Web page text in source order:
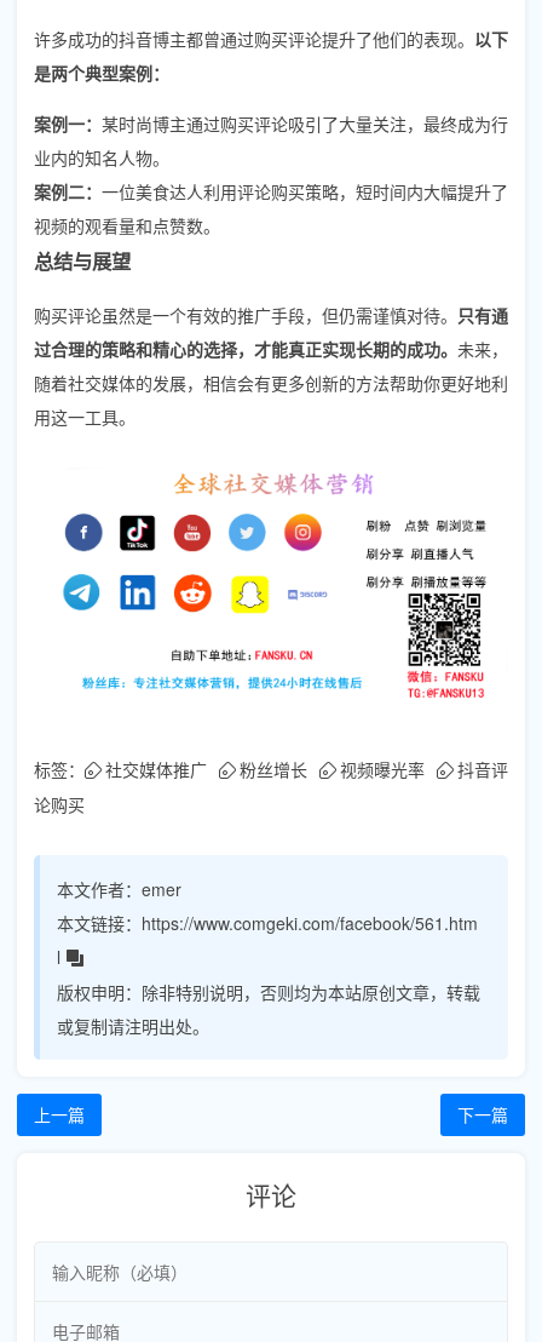
许多成功的抖音博主都曾通过购买评论提升了他们的表现。 以下
是两个典型案例：
案例一： 某时尚博主通过购买评论吸引了大量关注，最终成为行
业内的知名人物。
案例二： 一位美食达人利用评论购买策略，短时间内大幅提升了
视频的观看量和点赞数。
总结与展望
购买评论虽然是一个有效的推广手段，但仍需谨慎对待。 只有通
过合理的策略和精心的选择，才能真正实现长期的成功。 未来，
随着社交媒体的发展，相信会有更多创新的方法帮助你更好地利
用这一工具。
标签： 社交媒体推广 粉丝增长 视频曝光率
抖音评
论购买
本文作者： emer
本文链接： https://www.comgeki.com/facebook/561.htm
l
版权申明： 除非特别说明，否则均为本站原创文章，转载
或复制请注明出处。
上一篇 下一篇
评论